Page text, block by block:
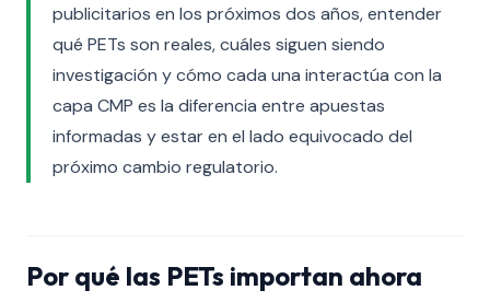
publicitarios en los próximos dos años, entender
qué PETs son reales, cuáles siguen siendo
investigación y cómo cada una interactúa con la
capa CMP es la diferencia entre apuestas
informadas y estar en el lado equivocado del
próximo cambio regulatorio.
Por qué las PETs importan ahora